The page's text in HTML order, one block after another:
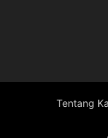
Tentang